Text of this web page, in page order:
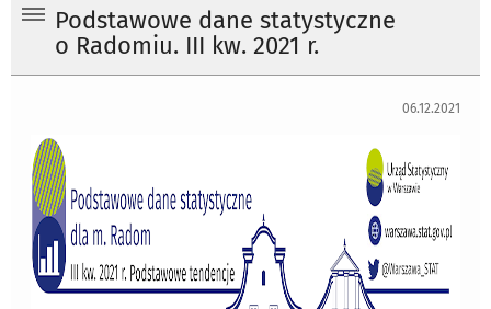
Podstawowe dane statystyczne
o Radomiu. III kw. 2021 r.
06.12.2021